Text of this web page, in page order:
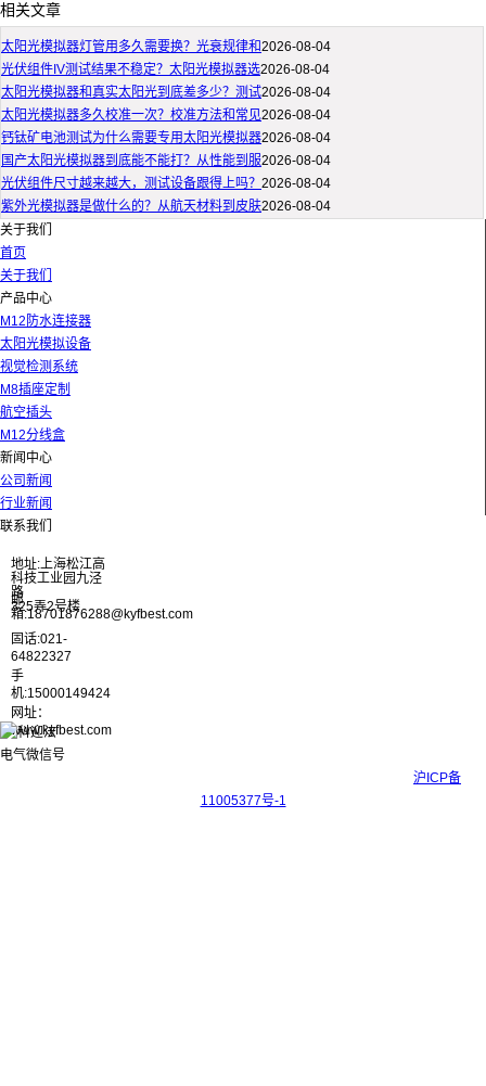
相关文章
太阳光模拟器灯管用多久需要换？光衰规律和2026-08-04
光伏组件IV测试结果不稳定？太阳光模拟器选2026-08-04
太阳光模拟器和真实太阳光到底差多少？测试2026-08-04
太阳光模拟器多久校准一次？校准方法和常见2026-08-04
钙钛矿电池测试为什么需要专用太阳光模拟器2026-08-04
国产太阳光模拟器到底能不能打？从性能到服2026-08-04
光伏组件尺寸越来越大，测试设备跟得上吗？ 2026-08-04
紫外光模拟器是做什么的？从航天材料到皮肤2026-08-04
关于我们
首页
关于我们
产品中心
M12防水连接器
太阳光模拟设备
视觉检测系统
M8插座定制
航空插头
M12分线盒
新闻中心
公司新闻
行业新闻
联系我们
地址:上海松江高
科技工业园九泾
路
325弄2号楼
邮
箱:18701876288@kyfbest.com
固话:021-
64822327
手
机:15000149424
网址：
www.kyfbest.com
沪ICP备
11005377号-1